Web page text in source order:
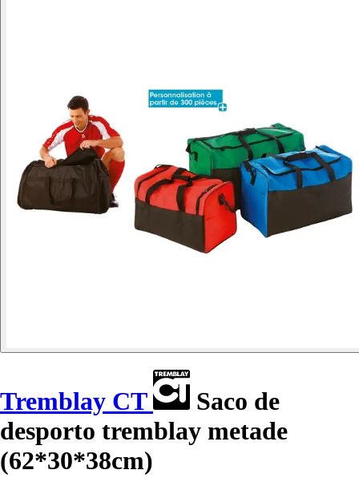
Tremblay CT
Saco de
desporto tremblay metade
(62*30*38cm)